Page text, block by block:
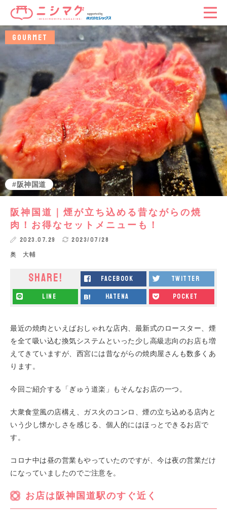
阪神国道
GOURMET
阪神国道｜煙が立ち込める昔ながらの焼
肉！お得なセットメニューも！
2023.07.29 2023/07/28
奥 大輔
SHARE! facebook twitter
line hatena pocket
最近の焼肉といえばおしゃれな店内、最新式のロースター、煙
を全て吸い込む換気システムといった少し高級志向のお店も増
えてきていますが、西宮には昔ながらの焼肉屋さんも数多くあ
ります。
今回ご紹介する「ぎゅう道楽」もそんなお店の一つ。
大衆食堂風の店構え、ガス火のコンロ、煙の立ち込める店内と
いう少し懐かしさを感じる、個人的にはほっとできるお店で
す。
コロナ中は昼の営業もやっていたのですが、今は夜の営業だけ
になっていましたのでご注意を。
お店は阪神国道駅のすぐ近く